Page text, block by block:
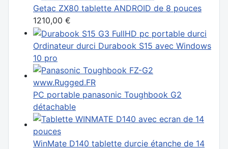
Getac ZX80 tablette ANDROID de 8 pouces
1210,00 €
Ordinateur durci Durabook S15 avec Windows
10 pro
PC portable panasonic Toughbook G2
détachable
WinMate D140 tablette durcie étanche de 14